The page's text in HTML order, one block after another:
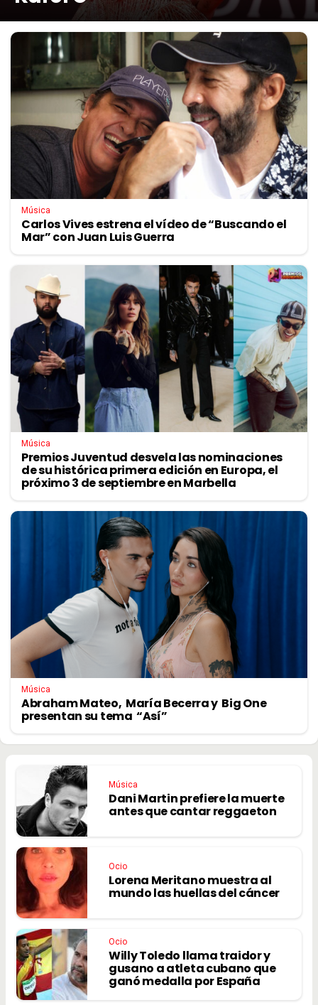
Música
Carlos Vives estrena el vídeo de “Buscando el
Mar” con Juan Luis Guerra
Música
Premios Juventud desvela las nominaciones
de su histórica primera edición en Europa, el
próximo 3 de septiembre en Marbella
Música
Abraham Mateo, María Becerra y Big One
presentan su tema “Así”
Música
Dani Martin prefiere la muerte
antes que cantar reggaeton
Ocio
Lorena Meritano muestra al
mundo las huellas del cáncer
Ocio
Willy Toledo llama traidor y
gusano a atleta cubano que
ganó medalla por España